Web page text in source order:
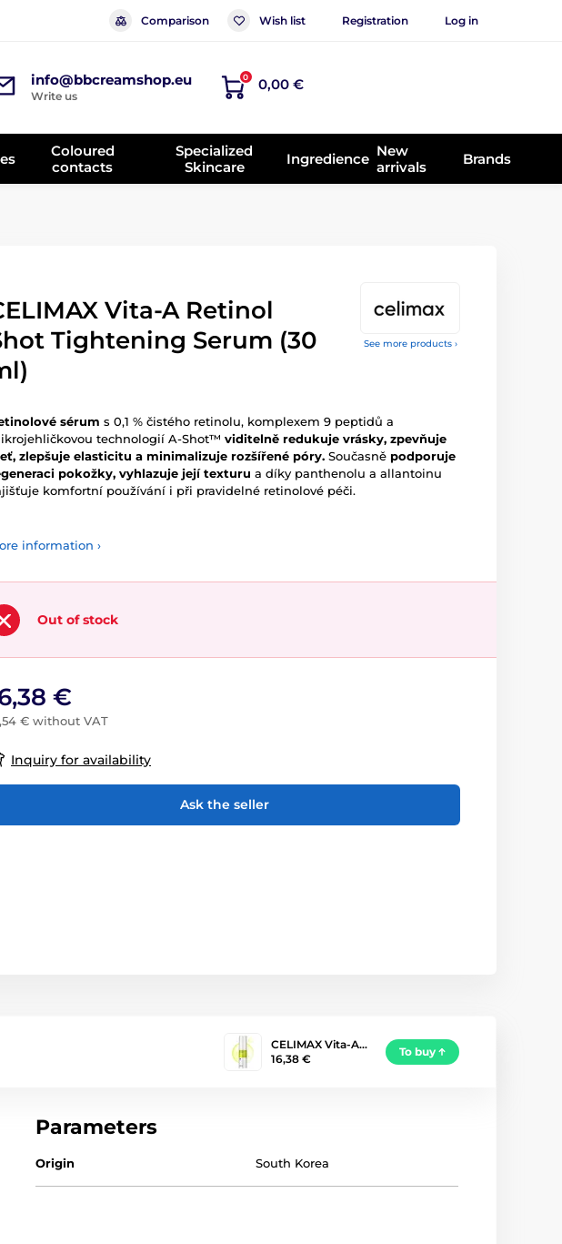
Comparison Wish list Registration Log in
info@bbcreamshop.eu
Write us
0 0,00 €
Coloured
contacts
Specialized
Skincare
Ingredience New
arrivals
Brands
See more products ›
Vita-A Retinol
Tightening Serum (30
sérum s 0,1 % čistého retinolu, komplexem 9 peptidů a
technologií A-Shot™ viditelně redukuje vrásky, zpevňuje
zlepšuje elasticitu a minimalizuje rozšířené póry. Současně podporuje
pokožky, vyhlazuje její texturu a díky panthenolu a allantoinu
komfortní používání i při pravidelné retinolové péči.
information ›
Out of stock
€
€ without VAT
Inquiry for availability
Ask the seller
CELIMAX Vita-A…
16,38 €
To buy
Parameters
Origin South Korea